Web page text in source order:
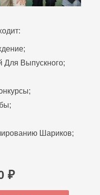
Для Выпускного;
Шариков;
₽